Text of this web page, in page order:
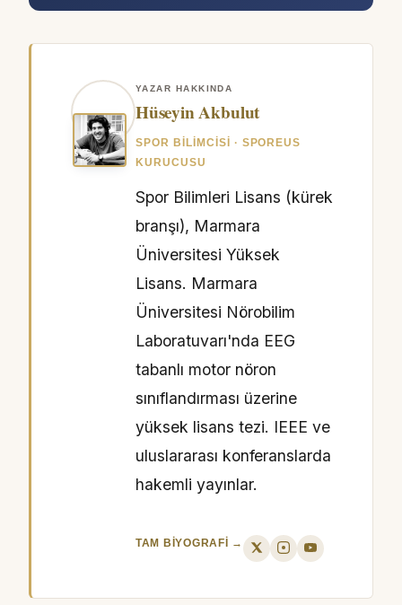
YAZAR HAKKINDA
Hüseyin Akbulut
SPOR BILIMCISI · SPOREUS
KURUCUSU
Spor Bilimleri Lisans (kürek
branşı), Marmara
Üniversitesi Yüksek
Lisans. Marmara
Üniversitesi Nörobilim
Laboratuvarı'nda EEG
tabanlı motor nöron
sınıflandırması üzerine
yüksek lisans tezi. IEEE ve
uluslararası konferanslarda
hakemli yayınlar.
TAM BIYOGRAFI →